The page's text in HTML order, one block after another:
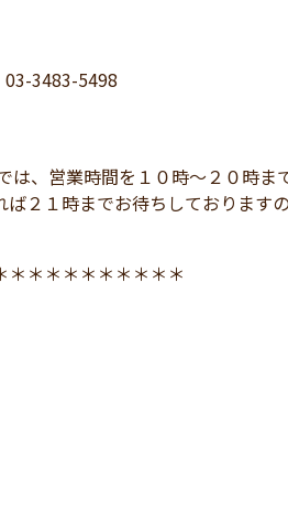
3483-5498
は、営業時間を１０時～２０時ま
２１時までお待ちしておりま
＊＊＊＊＊＊＊＊＊＊